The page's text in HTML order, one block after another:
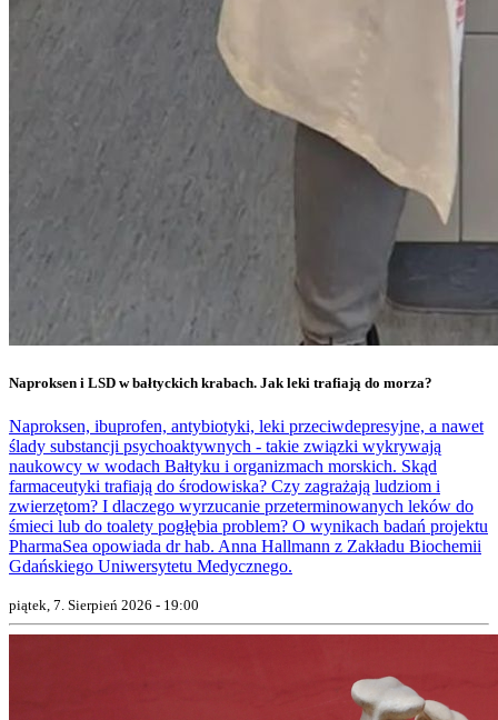
Naproksen i LSD w bałtyckich krabach. Jak leki trafiają do morza?
Naproksen, ibuprofen, antybiotyki, leki przeciwdepresyjne, a nawet
ślady substancji psychoaktywnych - takie związki wykrywają
naukowcy w wodach Bałtyku i organizmach morskich. Skąd
farmaceutyki trafiają do środowiska? Czy zagrażają ludziom i
zwierzętom? I dlaczego wyrzucanie przeterminowanych leków do
śmieci lub do toalety pogłębia problem? O wynikach badań projektu
PharmaSea opowiada dr hab. Anna Hallmann z Zakładu Biochemii
Gdańskiego Uniwersytetu Medycznego.
piątek, 7. Sierpień 2026 - 19:00